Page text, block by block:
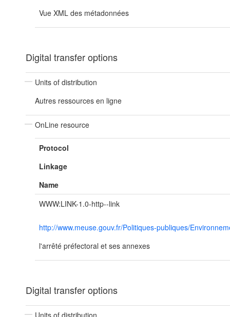
Vue XML des métadonnées
Digital transfer options
Units of distribution
Autres ressources en ligne
OnLine resource
Protocol
Linkage
Name
WWW:LINK-1.0-http--link
http://www.meuse.gouv.fr/Politiques-publiques/
l'arrêté préfectoral et ses annexes
Digital transfer options
Units of distribution